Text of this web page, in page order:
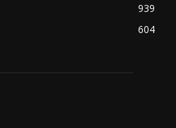
939
604